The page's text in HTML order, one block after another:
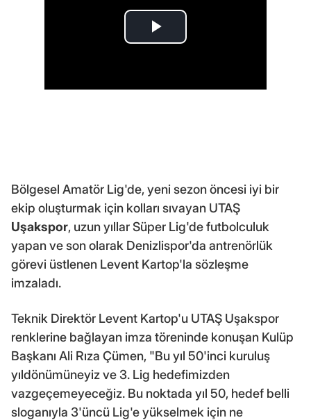
Bölgesel Amatör Lig'de, yeni sezon öncesi iyi bir
ekip oluşturmak için kolları sıvayan UTAŞ
Uşakspor, uzun yıllar Süper Lig'de futbolculuk
yapan ve son olarak Denizlispor'da antrenörlük
görevi üstlenen Levent Kartop'la sözleşme
imzaladı.
Teknik Direktör Levent Kartop'u UTAŞ Uşakspor
renklerine bağlayan imza töreninde konuşan Kulüp
Başkanı Ali Rıza Çümen, "Bu yıl 50'inci kuruluş
yıldönümüneyiz ve 3. Lig hedefimizden
vazgeçemeyeceğiz. Bu noktada yıl 50, hedef belli
sloganıyla 3'üncü Lig'e yükselmek için ne